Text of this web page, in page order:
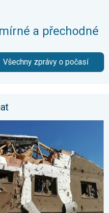
a přechodné
Všechny zprávy o počasí